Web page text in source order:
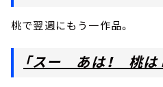
桃で翌週にもう一作品。
「スー あは！ 桃は